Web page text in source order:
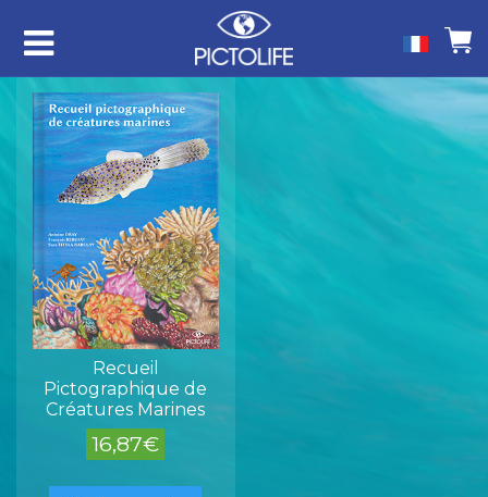
Recueil
Pictographique de
Créatures Marines
16,87€